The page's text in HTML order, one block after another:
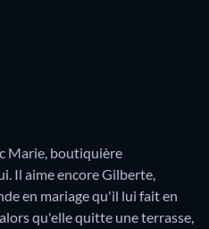
Marie, boutiquière
Il aime encore Gilberte,
en mariage qu'il lui fait en
qu'elle quitte une terrasse,